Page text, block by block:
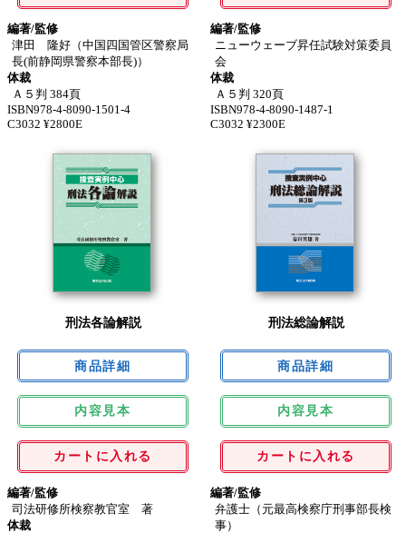
編著/監修
津田 隆好（中国四国管区警察局
長(前静岡県警察本部長)）
体裁
Ａ５判 384頁
ISBN978-4-8090-1501-4
C3032 ¥2800E
編著/監修
ニューウェーブ昇任試験対策委員
会
体裁
Ａ５判 320頁
ISBN978-4-8090-1487-1
C3032 ¥2300E
刑法各論解説
内容見本
カートに入れる
編著/監修
司法研修所検察教官室 著
体裁
刑法総論解説
内容見本
カートに入れる
編著/監修
弁護士（元最高検察庁刑事部長検
事）